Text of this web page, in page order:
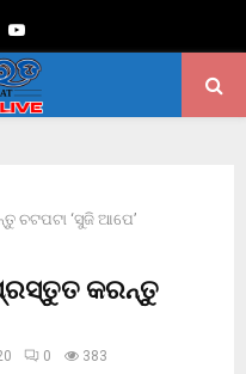
Youtube
ଚଟପଟା ‘ସୁଜି ଆପେ’
କରନ୍ତୁ
0 383